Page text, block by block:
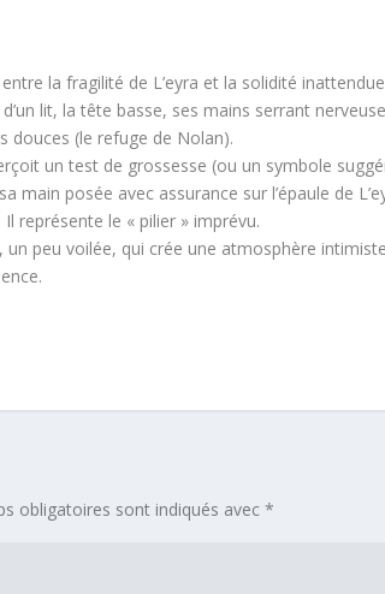
la fragilité de L’eyra et la solidité
lit, la tête basse, ses mains serrant
douces (le refuge de Nolan).
un test de grossesse (ou un symbole
main posée avec assurance sur l’épaule de
représente le « pilier » imprévu.
un peu voilée, qui crée une atmosphère
obligatoires sont indiqués avec*